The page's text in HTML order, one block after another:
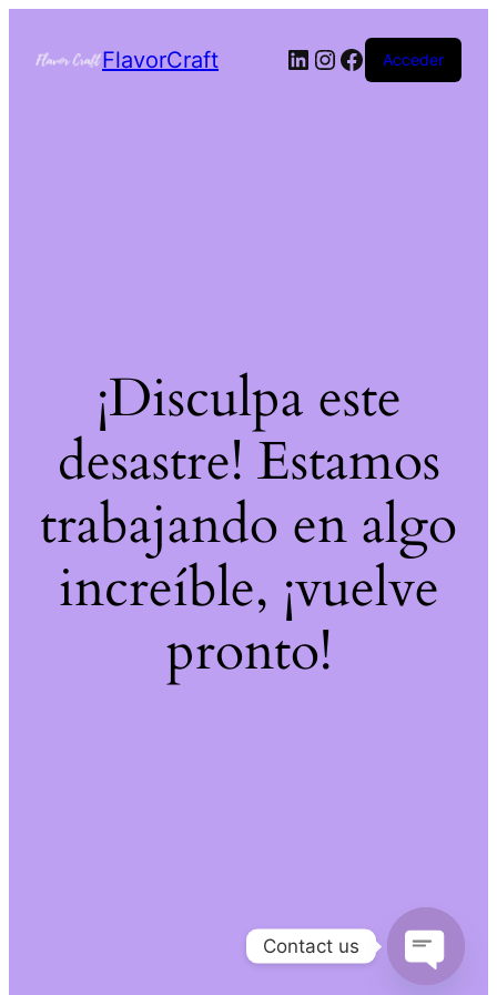
FlavorCraft Acceder
¡Disculpa este
desastre! Estamos
trabajando en algo
increíble, ¡vuelve
pronto!
Contact us